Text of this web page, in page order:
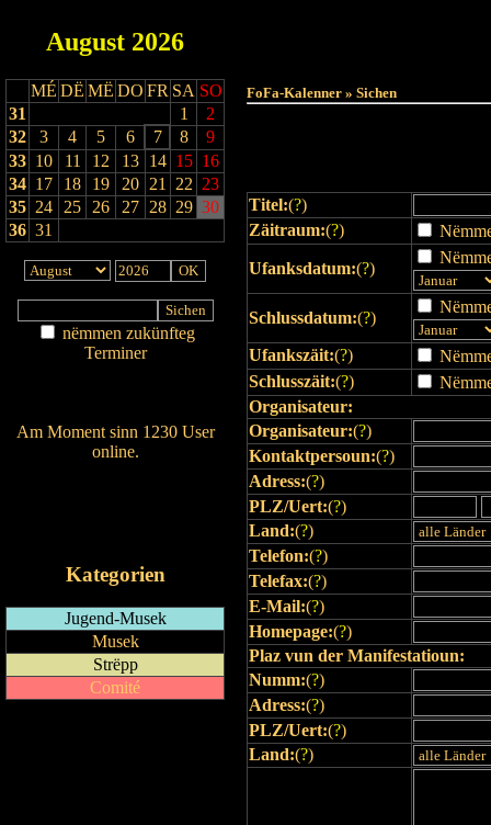
August 2026
MÉ DË MË DO FR SA SO
31
1
2
32
3 4 5 6 7 8
9
33 10 11 12 13 14 15 16
34 17 18 19 20 21 22 23
35 24 25 26 27 28 29 30
36 31
nëmmen zukünfteg
Terminer
Am Moment sinn 1230 User
online.
Kategorien
Jugend-Musek
Musek
Strëpp
Comité
FoFa-Kalenner » Sichen
Titel:(?)
Zäitraum:(?)
Ufanksdatum:(?)
Schlussdatum:(?)
Ufankszäit:(?)
Schlusszäit:(?)
Organisateur:
Organisateur:(?)
Kontaktpersoun:(?)
Adress:(?)
PLZ/Uert:(?)
Land:(?)
Telefon:(?)
Telefax:(?)
E-Mail:(?)
Homepage:(?)
Plaz vun der Manifestatioun:
Numm:(?)
Adress:(?)
PLZ/Uert:(?)
Land:(?)